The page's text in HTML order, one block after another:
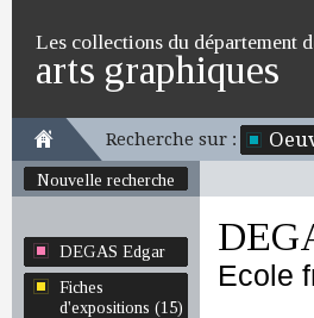
Les collections du département
arts graphiques
Recherche sur :
Nouvelle recherche
DEGAS Edgar
Fiches
d'expositions (15)
Ecole